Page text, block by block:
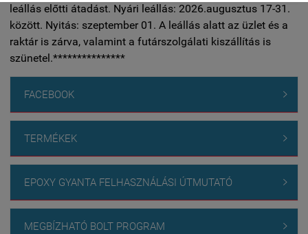
leállás előtti átadást. Nyári leállás: 2026.augusztus 17-31.
között. Nyitás: szeptember 01. A leállás alatt az üzlet és a
raktár is zárva, valamint a futárszolgálati kiszállítás is
szünetel.***************
FACEBOOK 
TERMÉKEK 
EPOXY GYANTA FELHASZNÁLÁSI ÚTMUTATÓ 
MEGBÍZHATÓ BOLT PROGRAM 